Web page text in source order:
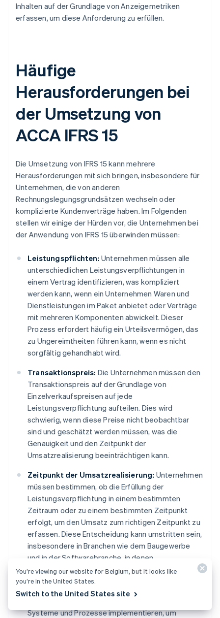
Inhalten auf der Grundlage von Anzeigemetriken
erfassen, um diese Anforderung zu erfüllen.
Häufige
Herausforderungen bei
der Umsetzung von
ACCA IFRS 15
Die Umsetzung von IFRS 15 kann mehrere
Herausforderungen mit sich bringen, insbesondere für
Unternehmen, die von anderen
Rechnungslegungsgrundsätzen wechseln oder
komplizierte Kundenverträge haben. Im Folgenden
stellen wir einige der Hürden vor, die Unternehmen bei
der Anwendung von IFRS 15 überwinden müssen:
Leistungspflichten: Unternehmen müssen alle
unterschiedlichen Leistungsverpflichtungen in
einem Vertrag identifizieren, was kompliziert
werden kann, wenn ein Unternehmen Waren und
Dienstleistungen im Paket anbietet oder Verträge
mit mehreren Komponenten abwickelt. Dieser
Prozess erfordert häufig ein Urteilsvermögen, das
zu Ungereimtheiten führen kann, wenn es nicht
sorgfältig gehandhabt wird.
Transaktionspreis: Die Unternehmen müssen den
Transaktionspreis auf der Grundlage von
Einzelverkaufspreisen auf jede
Leistungsverpflichtung aufteilen. Dies wird
schwierig, wenn diese Preise nicht beobachtbar
sind und geschätzt werden müssen, was die
Genauigkeit und den Zeitpunkt der
Umsatzrealisierung beeinträchtigen kann.
Zeitpunkt der Umsatzrealisierung: Unternehmen
müssen bestimmen, ob die Erfüllung der
Leistungsverpflichtung in einem bestimmten
Zeitraum oder zu einem bestimmten Zeitpunkt
erfolgt, um den Umsatz zum richtigen Zeitpunkt zu
erfassen. Diese Entscheidung kann umstritten sein,
insbesondere in Branchen wie dem Baugewerbe
und in der Softwarebranche, in denen
Dienstleistungen über einen längeren Zeitraum
erbracht werden können.
Systeme und Prozesse implementieren, um
You’re viewing our website for Belgium, but it looks like
you’re in the United States.
Switch to the United States site